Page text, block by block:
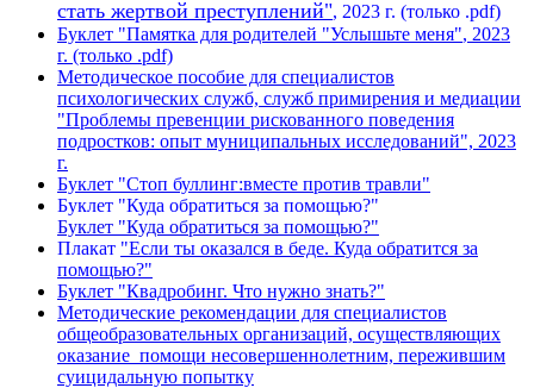
стать жертвой преступлений", 2023 г. (только .pdf)
Буклет "Памятка для родителей "Услышьте меня", 2023
г. (только .pdf)
Методическое пособие для специалистов
психологических служб, служб примирения и медиации
"Проблемы превенции рискованного поведения
подростков: опыт муниципальных исследований", 2023
г.
Буклет "Стоп буллинг:вместе против травли"
Буклет "Куда обратиться за помощью?"
Буклет "Куда обратиться за помощью?"
Плакат "Если ты оказался в беде. Куда обратится за
помощью?"
Буклет "Квадробинг. Что нужно знать?"
Методические рекомендации для специалистов
общеобразовательных организаций, осуществляющих
оказание помощи несовершеннолетним, пережившим
суицидальную попытку